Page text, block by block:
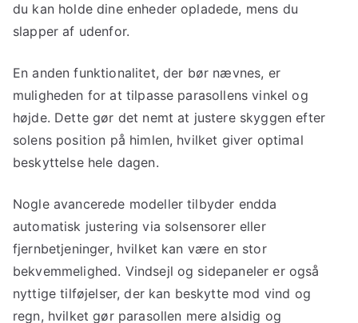
du kan holde dine enheder opladede, mens du
slapper af udenfor.
En anden funktionalitet, der bør nævnes, er
muligheden for at tilpasse parasollens vinkel og
højde. Dette gør det nemt at justere skyggen efter
solens position på himlen, hvilket giver optimal
beskyttelse hele dagen.
Nogle avancerede modeller tilbyder endda
automatisk justering via solsensorer eller
fjernbetjeninger, hvilket kan være en stor
bekvemmelighed. Vindsejl og sidepaneler er også
nyttige tilføjelser, der kan beskytte mod vind og
regn, hvilket gør parasollen mere alsidig og